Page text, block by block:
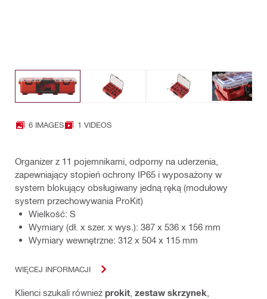
6 IMAGES 1 VIDEOS
Organizer z 11 pojemnikami, odporny na uderzenia,
zapewniający stopień ochrony IP65 i wyposażony w
system blokujący obsługiwany jedną ręką (modułowy
system przechowywania ProKit)
Wielkość: S
Wymiary (dł. x szer. x wys.): 387 x 536 x 156 mm
Wymiary wewnętrzne: 312 x 504 x 115 mm
WIĘCEJ INFORMACJI
Klienci szukali również prokit zestaw skrzynek